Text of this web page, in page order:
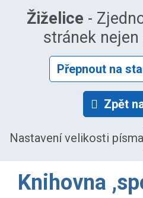
Žiželice -
stránek
Přepnout na
Zpět
Nastavení velikosti písma
Knihovna